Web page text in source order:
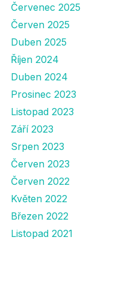
Červenec 2025
Červen 2025
Duben 2025
Říjen 2024
Duben 2024
Prosinec 2023
Listopad 2023
Září 2023
Srpen 2023
Červen 2023
Červen 2022
Květen 2022
Březen 2022
Listopad 2021